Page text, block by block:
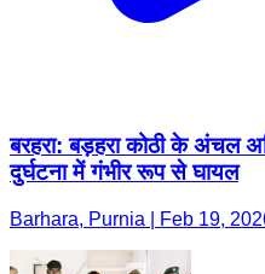
बरहरा: बड़हरा कोठी के अंचल
दुर्घटना में गंभीर रूप से घायल
Barhara, Purnia | Feb 19,